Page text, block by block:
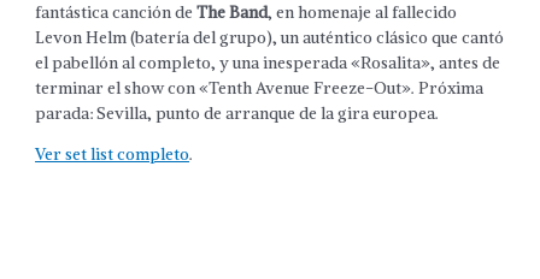
fantástica canción deThe Band, en homenaje al fallecido
Levon Helm (batería del grupo), un auténtico clásico que cantó
el pabellón al completo, y una inesperada «Rosalita», antes de
terminar el show con «Tenth Avenue Freeze-Out». Próxima
parada: Sevilla, punto de arranque de la gira europea.
Ver set list completo.